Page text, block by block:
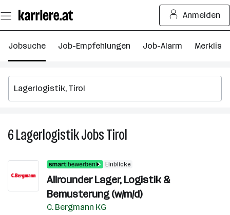
Seiteninhalt
springen
Anmelden
Jobsuche Job-Empfehlungen Job-Alarm Merkliste
6LagerlogistikJobsTirol
in
Tirol
Einblicke
Allrounder Lager, Logistik &
Bemusterung (w/m/d)
C. Bergmann KG